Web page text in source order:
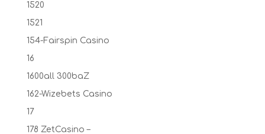
1520
1521
154-Fairspin Casino
16
1600all 300baZ
162-Wizebets Casino
17
178 ZetCasino –